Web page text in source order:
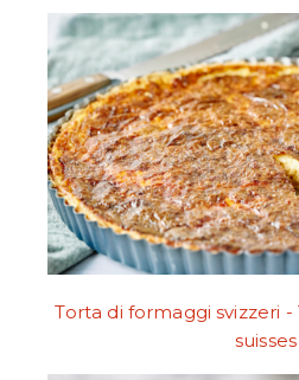
Torta di formaggi svizzeri
suisses